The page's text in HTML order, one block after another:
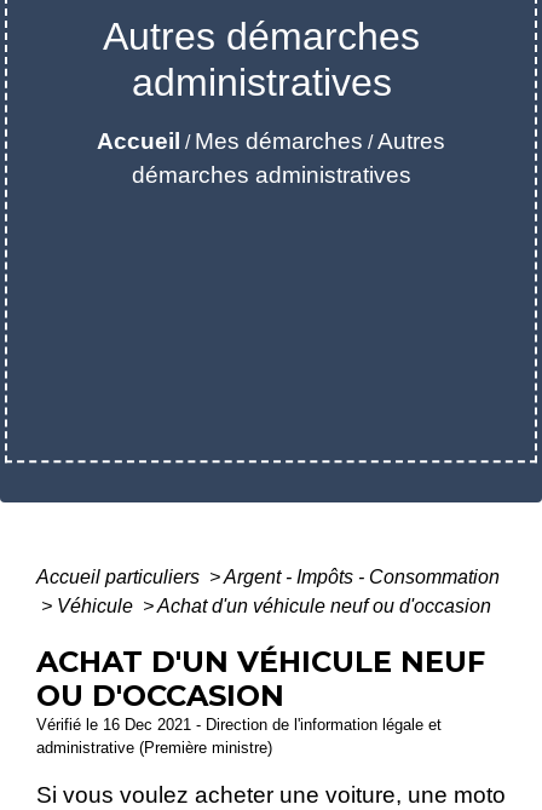
Autres démarches
administratives
Accueil / Mes démarches /Autres
démarches administratives
Accueil particuliers >Argent - Impôts - Consommation
> Véhicule >Achat d'un véhicule neuf ou d'occasion
ACHAT D'UN VÉHICULE NEUF
OU D'OCCASION
Vérifié le 16 Dec 2021 - Direction de l'information légale et
administrative (Première ministre)
Si vous voulez acheter une voiture, une moto